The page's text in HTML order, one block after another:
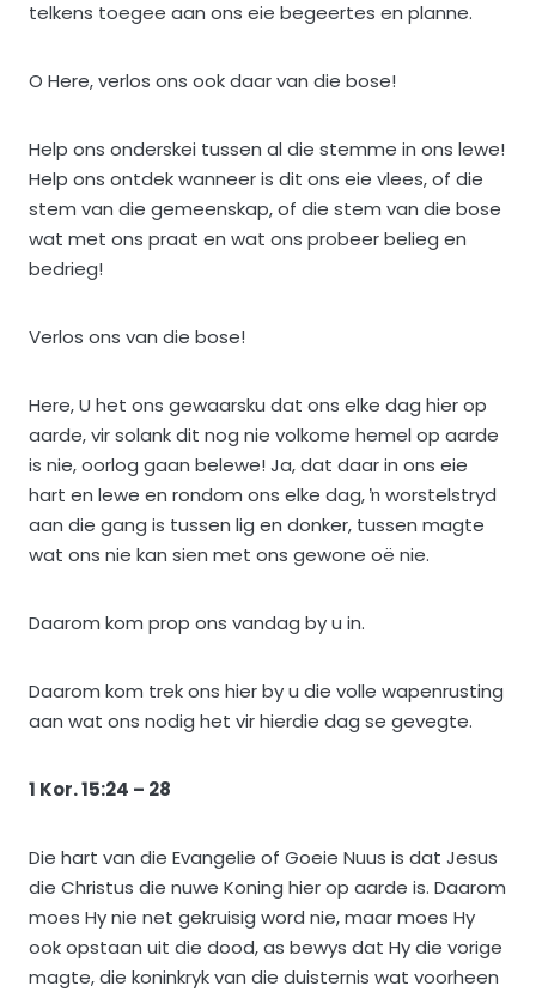
telkens toegee aan ons eie begeertes en planne.
O Here, verlos ons ook daar van die bose!
Help ons onderskei tussen al die stemme in ons lewe!
Help ons ontdek wanneer is dit ons eie vlees, of die
stem van die gemeenskap, of die stem van die bose
wat met ons praat en wat ons probeer belieg en
bedrieg!
Verlos ons van die bose!
Here, U het ons gewaarsku dat ons elke dag hier op
aarde, vir solank dit nog nie volkome hemel op aarde
is nie, oorlog gaan belewe! Ja, dat daar in ons eie
hart en lewe en rondom ons elke dag, ŉ worstelstryd
aan die gang is tussen lig en donker, tussen magte
wat ons nie kan sien met ons gewone oë nie.
Daarom kom prop ons vandag by u in.
Daarom kom trek ons hier by u die volle wapenrusting
aan wat ons nodig het vir hierdie dag se gevegte.
1 Kor. 15:24 – 28
Die hart van die Evangelie of Goeie Nuus is dat Jesus
die Christus die nuwe Koning hier op aarde is. Daarom
moes Hy nie net gekruisig word nie, maar moes Hy
ook opstaan uit die dood, as bewys dat Hy die vorige
magte, die koninkryk van die duisternis wat voorheen